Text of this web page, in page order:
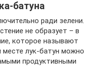
батуна
ради зелени.
не образует – в
которое называют
лук-батун можно
продуктивными